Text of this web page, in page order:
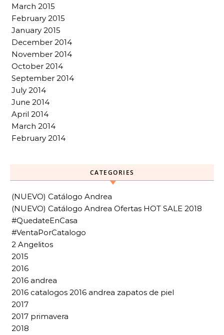
March 2015
February 2015
January 2015
December 2014
November 2014
October 2014
September 2014
July 2014
June 2014
April 2014
March 2014
February 2014
CATEGORIES
(NUEVO) Catálogo Andrea
(NUEVO) Catálogo Andrea Ofertas HOT SALE 2018
#QuedateEnCasa
#VentaPorCatalogo
2 Angelitos
2015
2016
2016 andrea
2016 catalogos 2016 andrea zapatos de piel
2017
2017 primavera
2018